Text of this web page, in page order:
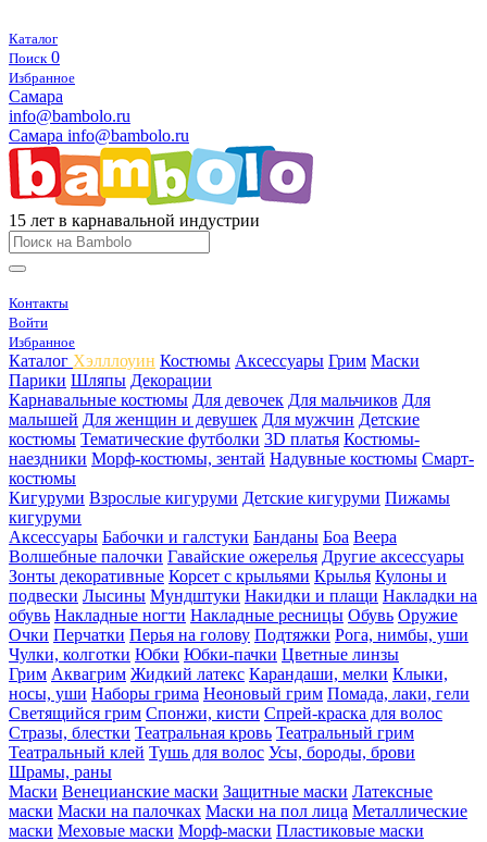
Каталог
Поиск 0
Избранное
Самара
info@bambolo.ru
Самара info@bambolo.ru
15 лет в карнавальной индустрии
Контакты
Войти
Избранное
Каталог Хэлллоуин Костюмы Аксессуары Грим Маски
Парики Шляпы Декорации
Карнавальные костюмы Для девочек Для мальчиков Для
малышей Для женщин и девушек Для мужчин Детские
костюмы Тематические футболки 3D платья Костюмы-
наездники Морф-костюмы, зентай Надувные костюмы Смарт-
костюмы
Кигуруми Взрослые кигуруми Детские кигуруми Пижамы
кигуруми
Аксессуары Бабочки и галстуки Банданы Боа Веера
Волшебные палочки Гавайские ожерелья Другие аксессуары
Зонты декоративные Корсет с крыльями Крылья Кулоны и
подвески Лысины Мундштуки Накидки и плащи Накладки на
обувь Накладные ногти Накладные ресницы Обувь Оружие
Очки Перчатки Перья на голову Подтяжки Рога, нимбы, уши
Чулки, колготки Юбки Юбки-пачки Цветные линзы
Грим Аквагрим Жидкий латекс Карандаши, мелки Клыки,
носы, уши Наборы грима Неоновый грим Помада, лаки, гели
Светящийся грим Спонжи, кисти Спрей-краска для волос
Стразы, блестки Театральная кровь Театральный грим
Театральный клей Тушь для волос Усы, бороды, брови
Шрамы, раны
Маски Венецианские маски Защитные маски Латексные
маски Маски на палочках Маски на пол лица Металлические
маски Меховые маски Морф-маски Пластиковые маски